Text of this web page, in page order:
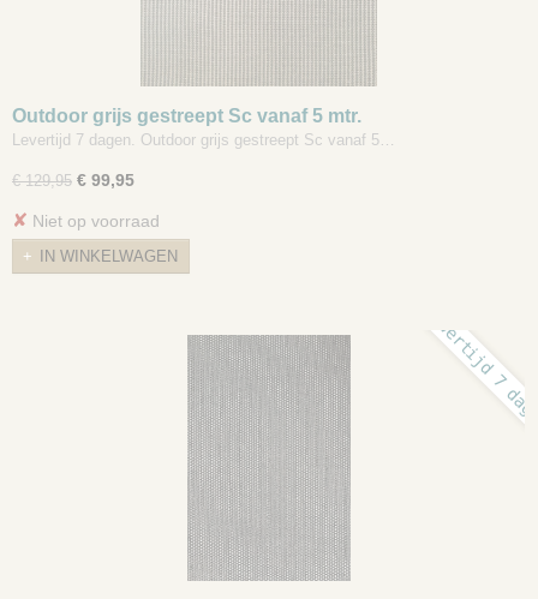
Outdoor grijs gestreept Sc vanaf 5 mtr.
Levertijd 7 dagen. Outdoor grijs gestreept Sc vanaf 5…
€ 129,95 € 99,95
✘ Niet op voorraad
IN WINKELWAGEN
Levertijd 7